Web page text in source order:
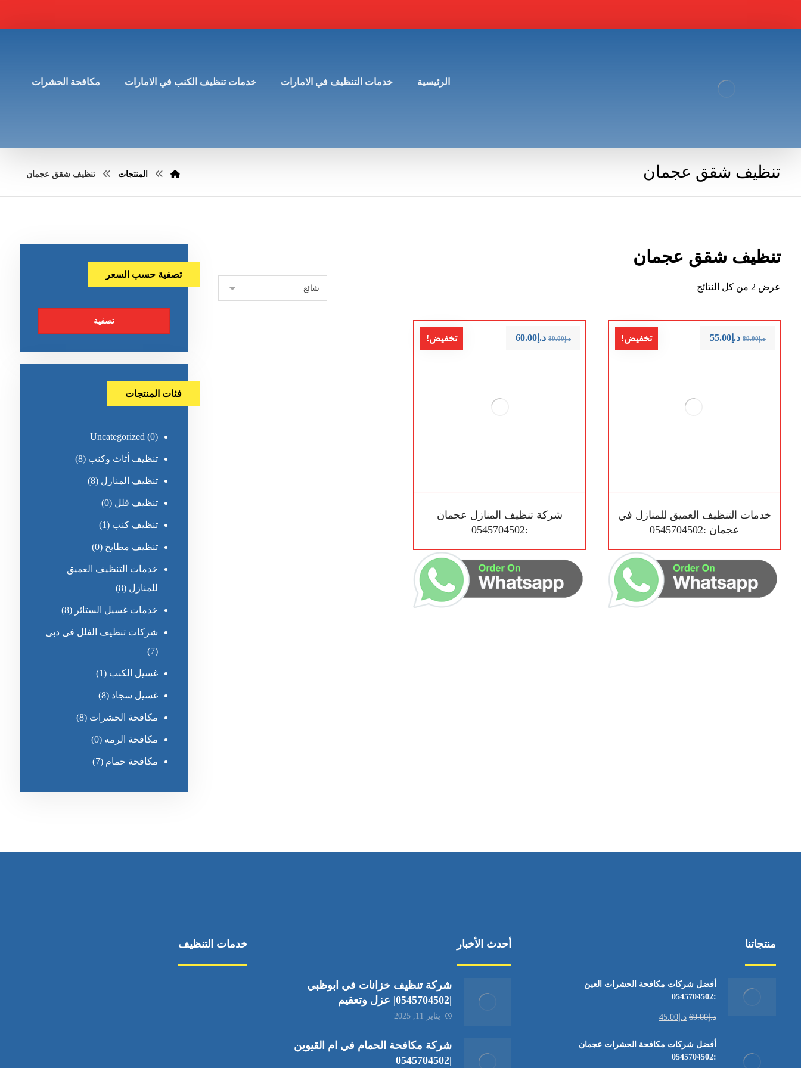
الرئيسية خدمات التنظيف في الامارات خدمات تنظيف الكنب في الامارات مكافحة الحشرات
تنظيف شقق عجمان المنتجات تنظيف شقق عجمان
تنظيف شقق عجمان
عرض ⁦2⁩ من كل النتائج
تخفيض!
خدمات التنظيف العميق للمنازل في
عجمان :0545704502
د.إ89.00 د.إ 55.00 تخفيض!
شركة تنظيف المنازل عجمان
:0545704502
د.إ89.00 د.إ60.00
تصفية حسب السعر
تصفية
فئات المنتجات
Uncategorized (0)
تنظيف أثاث وكنب (8)
تنظيف المنازل (8)
تنظيف فلل (0)
تنظيف كنب (1)
تنظيف مطابخ (0)
خدمات التنظيف العميق
للمنازل (8)
خدمات غسيل الستائر (8)
شركات تنظيف الفلل فى دبى
(7)
غسيل الكنب (1)
غسيل سجاد (8)
مكافحة الحشرات (8)
مكافحة الرمه (0)
مكافحة حمام (7)
منتجاتنا
أفضل شركات مكافحة الحشرات العين
:0545704502
د.إ69.00 د.إ 45.00
أفضل شركات مكافحة الحشرات عجمان
:0545704502
أحدث الأخبار
شركة تنظيف خزانات في ابوظبي
|0545704502| عزل وتعقيم
يناير 11, 2025
شركة مكافحة الحمام في ام القيوين
|0545704502
خدمات التنظيف